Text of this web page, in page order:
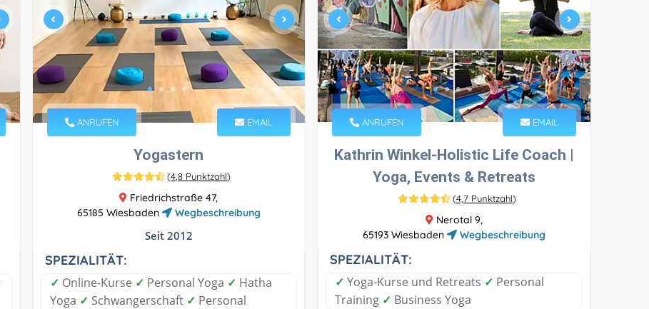
ANRUFEN EMAIL
Yogastern
(4,8 Punktzahl)
Friedrichstraße 47,
65185 Wiesbaden
Wegbeschreibung
Seit 2012
SPEZIALITÄT:
✓ Online-Kurse ✓ Personal Yoga ✓ Hatha
Yoga ✓ Schwangerschaft ✓ Personal
ANRUFEN EMAIL
Kathrin Winkel-Holistic Life Coach |
Yoga, Events & Retreats
(4,7 Punktzahl)
Nerotal 9,
65193 Wiesbaden
Wegbeschreibung
SPEZIALITÄT:
✓ Yoga-Kurse und Retreats ✓ Personal
Training ✓ Business Yoga